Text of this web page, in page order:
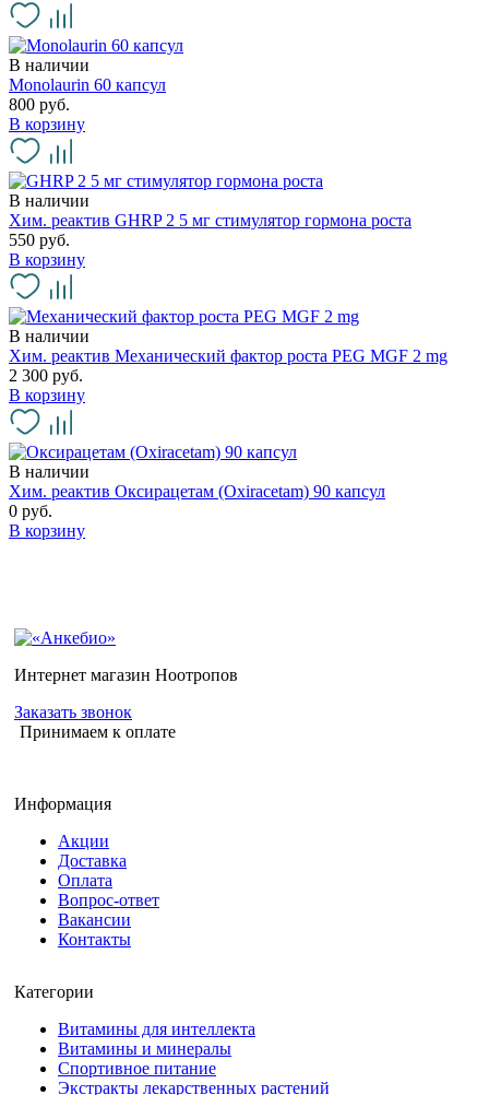
В наличии
Monolaurin 60 капсул
800 руб.
В корзину
В наличии
Хим. реактив GHRP 2 5 мг стимулятор гормона роста
550 руб.
В корзину
В наличии
Хим. реактив Механический фактор роста PEG MGF 2 mg
2 300 руб.
В корзину
В наличии
Хим. реактив Оксирацетам (Oxiracetam) 90 капсул
0 руб.
В корзину
Интернет магазин Ноотропов
Заказать звонок
Принимаем к оплате
Информация
Акции
Доставка
Оплата
Вопрос-ответ
Вакансии
Контакты
Категории
Витамины для интеллекта
Витамины и минералы
Спортивное питание
Экстракты лекарственных растений